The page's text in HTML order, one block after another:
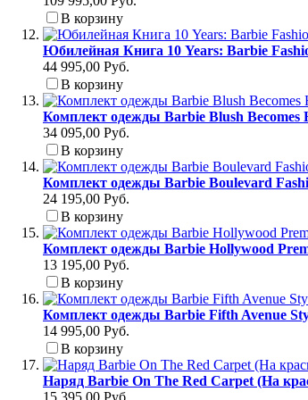
В корзину
Юбилейная Книга 10 Years: Barbie
44 995,00 Руб.
В корзину
Комплект одежды Barbie Blush
34 095,00 Руб.
В корзину
Комплект одежды Barbie Boulevard
24 195,00 Руб.
В корзину
Комплект одежды Barbie Hollywood
13 195,00 Руб.
В корзину
Комплект одежды Barbie Fifth Avenue
14 995,00 Руб.
В корзину
Наряд Barbie On The Red Carpet (На